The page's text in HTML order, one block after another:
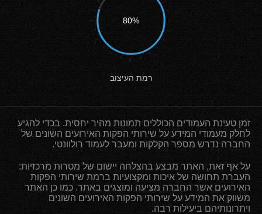
80%
רמת העיצוב
זמן טעינת העמודים הכוללים תמונות מהיר יחסית. בכדי להגיע
לחלק מעמודי המידע על שירותי הפקות האירועים השונים של
החברה נדרש מספר הקלקות ומעבר לעמוד רולוונטי.
על אף זאת, האתר מבצע בהצלחה יישום של מטרות מרכזיות:
העברת תחושה של איכות ומקצועיות ברמת שירותי הפקות
האירועים אשר החברה מציעה ומוצגים באתר. כמו כן האתר
משווק את המידע על שירותי הפקות האירועים השונים
ויתרונותיהם ביעילות רבה.